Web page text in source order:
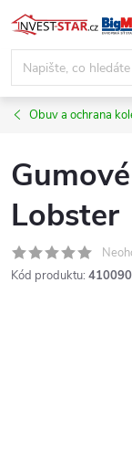
Přejít
na
obsah
Obuv a ochrana
Lobster
Kód produktu: